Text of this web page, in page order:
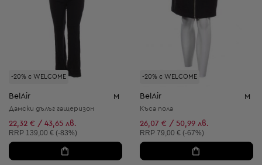
-20% с WELCOME
BelAir M
Дамски дълъг гащеризон
22,32 € / 43,65 лв.
Препоръчителна цена:
RRP 139,00 € (-83%)
-20% с WELCOME
BelAir M
Къса пола
26,07 € / 50,99 лв.
Препоръчителна цена:
RRP 79,00 € (-67%)